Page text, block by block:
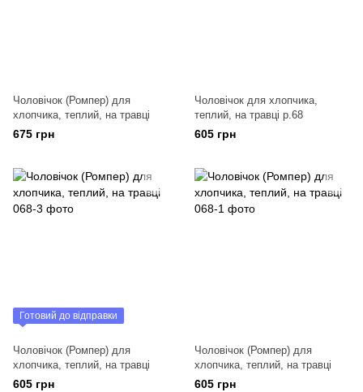
Чоловічок (Ромпер) для
хлопчика, теплий, на травці
675 грн
Чоловічок для хлопчика,
теплий, на травці р.68
605 грн
Готовий до відправки
Чоловічок (Ромпер) для
хлопчика, теплий, на травці
605 грн
Чоловічок (Ромпер) для
хлопчика, теплий, на травці
605 грн